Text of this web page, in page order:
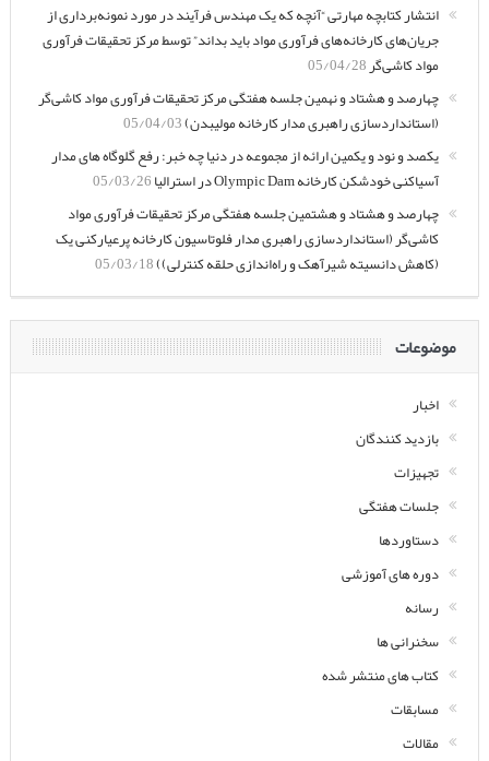
انتشار کتابچه مهارتی “آنچه که یک مهندس فرآیند در مورد نمونه‌برداری از
جریان‌های کارخانه‌های فرآوری مواد باید بداند” توسط مرکز تحقیقات فرآوری
مواد کاشی‌گر05/04/28
چهارصد و هشتاد و نهمین جلسه هفتگی مرکز تحقیقات فرآوری مواد کاشی‌گر
(استانداردسازی راهبری مدار کارخانه مولیبدن)05/04/03
یکصد و نود و یکمین ارائه از مجموعه در دنیا چه خبر: رفع گلوگاه های مدار
آسیاکنی خودشکن کارخانه Olympic Dam در استرالیا
05/03/26
چهارصد و هشتاد و هشتمین جلسه هفتگی مرکز تحقیقات فرآوری مواد
کاشی‌گر (استانداردسازی راهبری مدار فلوتاسیون کارخانه پرعیارکنی یک
(کاهش دانسیته شیرآهک و راه‌اندازی حلقه کنترلی))05/03/18
موضوعات
اخبار
بازدید کنندگان
تجهیزات
جلسات هفتگی
دستاوردها
دوره های آموزشی
رسانه
سخنرانی ها
کتاب های منتشر شده
مسابقات
مقالات